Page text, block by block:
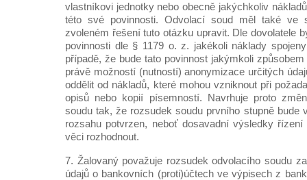
vlastníkovi jednotky nebo obecně jakýchkoliv
této své povinnosti. Odvolací soud měl také ve
zvoleném řešení tuto otázku upravit. Dle dovolatele
povinnosti dle § 1179 o. z. jakékoli náklady
případě, že bude tato povinnost jakýmkoli
právě možností (nutností) anonymizace určitých
oddělit od nákladů, které mohou vzniknout při
opisů nebo kopií písemností. Navrhuje proto
soudu tak, že rozsudek soudu prvního stupně bude
rozsahu potvrzen, neboť dosavadní výsledky
věci rozhodnout.
7. Žalovaný považuje rozsudek odvolacího soudu
údajů o bankovních (proti)účtech ve výpisech z